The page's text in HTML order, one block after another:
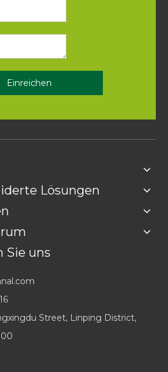
Einreichen
Lösungen
Sie uns
Street, Linping District,